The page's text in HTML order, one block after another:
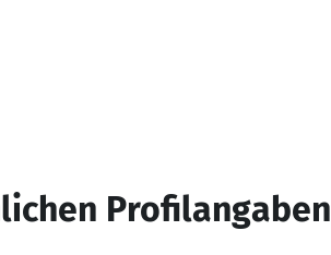
Profilangaben